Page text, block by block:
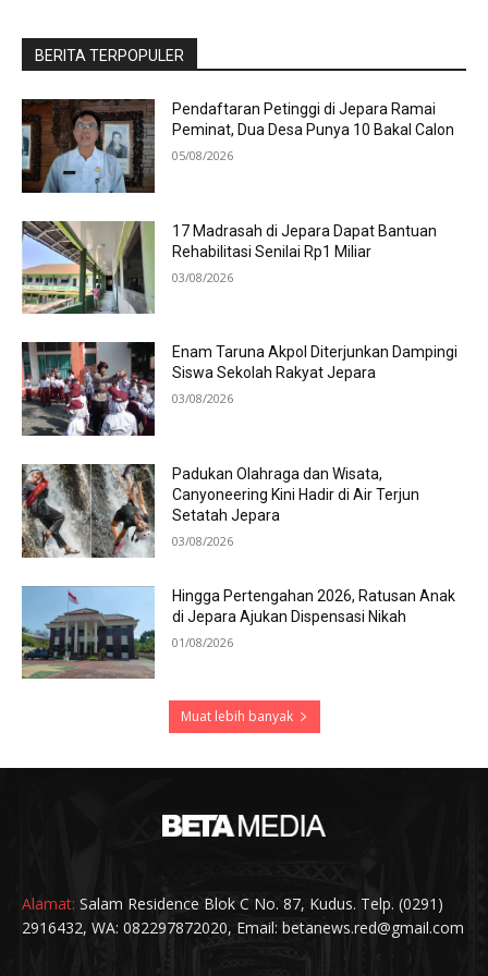
BERITA TERPOPULER
Pendaftaran Petinggi di Jepara Ramai
Peminat, Dua Desa Punya 10 Bakal Calon
05/08/2026
17 Madrasah di Jepara Dapat Bantuan
Rehabilitasi Senilai Rp1 Miliar
03/08/2026
Enam Taruna Akpol Diterjunkan Dampingi
Siswa Sekolah Rakyat Jepara
03/08/2026
Padukan Olahraga dan Wisata,
Canyoneering Kini Hadir di Air Terjun
Setatah Jepara
03/08/2026
Hingga Pertengahan 2026, Ratusan Anak
di Jepara Ajukan Dispensasi Nikah
01/08/2026
Muat lebih banyak
Alamat: Salam Residence Blok C No. 87, Kudus. Telp. (0291)
2916432, WA: 082297872020, Email: betanews.red@gmail.com